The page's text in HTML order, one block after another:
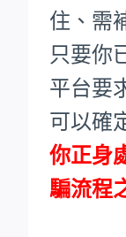
住、需
只要你
平台要
可以確
你正身
騙流程